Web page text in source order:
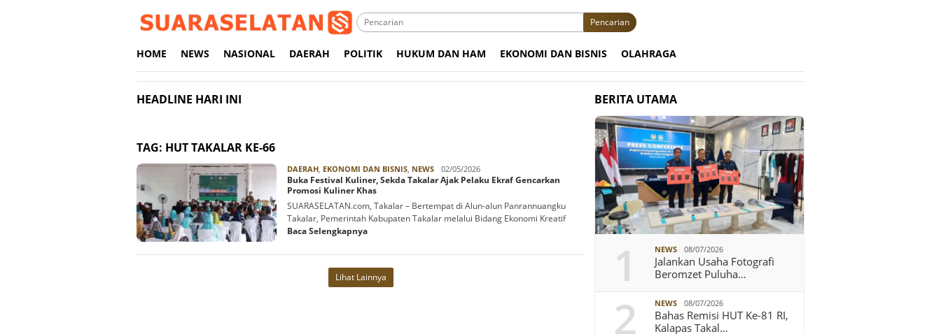
Pencarian
HOME NEWS NASIONAL DAERAH POLITIK HUKUM DAN HAM EKONOMI DAN BISNIS OLAHRAGA
HEADLINE HARI INI
TAG: HUT TAKALAR KE-66
DAERAH, EKONOMI DAN BISNIS, NEWSRabbani
02/05/2026
Buka Festival Kuliner, Sekda Takalar Ajak Pelaku Ekraf Gencarkan
Promosi Kuliner Khas
SUARASELATAN.com, Takalar – Bertempat di Alun-alun Panrannuangku
Takalar, Pemerintah Kabupaten Takalar melalui Bidang Ekonomi Kreatif
Baca Selengkapnya
Lihat Lainnya
BERITA UTAMA
1 NEWS 08/07/2026
Jalankan Usaha Fotografi
Beromzet Puluha…
2 NEWS 08/07/2026
Bahas Remisi HUT Ke-81 RI,
Kalapas Takal…